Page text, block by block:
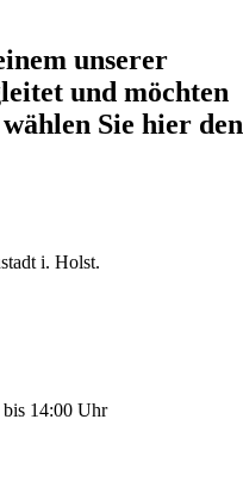
unserer
und möchten
Sie hier den
i. Holst.
14:00 Uhr